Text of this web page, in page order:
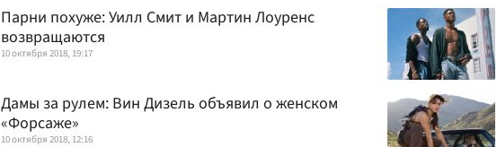
Парни похуже: Уилл Смит и Мартин Лоуренс
возвращаются
10 октября 2018, 19:17
Дамы за рулем: Вин Дизель объявил о женском
«Форсаже»
10 октября 2018, 12:16